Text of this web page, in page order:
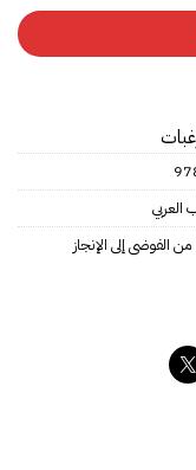
العربي
من الفوضى إلى الإنجاز